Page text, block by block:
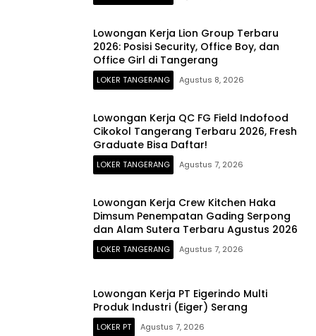
Lowongan Kerja Lion Group Terbaru
2026: Posisi Security, Office Boy, dan
Office Girl di Tangerang
LOKER TANGERANG Agustus 8, 2026
Lowongan Kerja QC FG Field Indofood
Cikokol Tangerang Terbaru 2026, Fresh
Graduate Bisa Daftar!
LOKER TANGERANG Agustus 7, 2026
Lowongan Kerja Crew Kitchen Haka
Dimsum Penempatan Gading Serpong
dan Alam Sutera Terbaru Agustus 2026
LOKER TANGERANG Agustus 7, 2026
Lowongan Kerja PT Eigerindo Multi
Produk Industri (Eiger) Serang
LOKER PT Agustus 7, 2026